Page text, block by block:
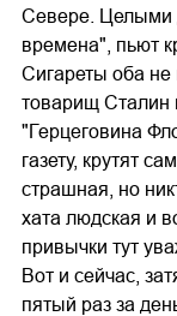
Севере. Целыми
времена", пьют
Сигареты оба не
товарищ Сталин
"Герцеговина
газету, крутят
страшная, но
хата людская и
привычки тут
Вот и сейчас,
пятый раз за